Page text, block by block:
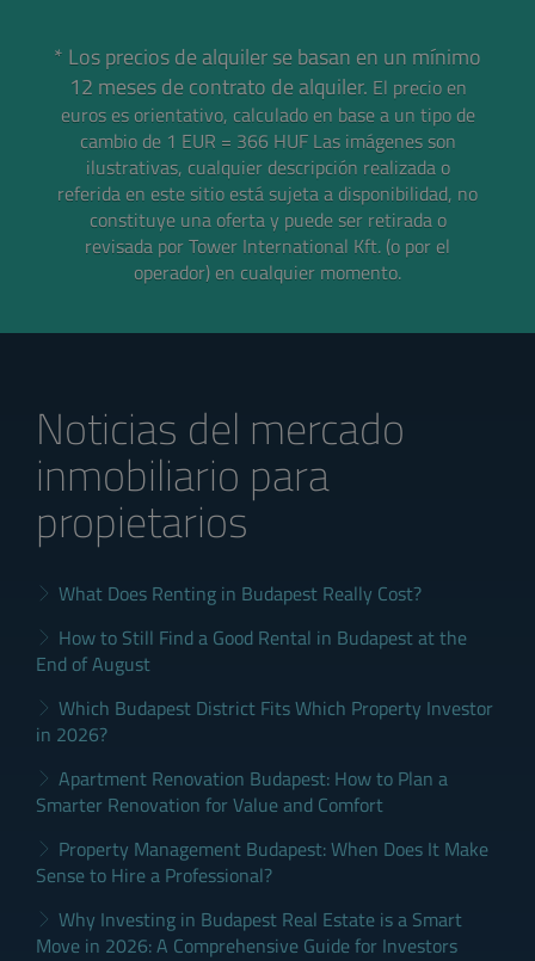
* Los precios de alquiler se basan en un mínimo
12 meses de contrato de alquiler. El precio en
euros es orientativo, calculado en base a un tipo de
cambio de 1 EUR = 366 HUF Las imágenes son
ilustrativas, cualquier descripción realizada o
referida en este sitio está sujeta a disponibilidad, no
constituye una oferta y puede ser retirada o
revisada por Tower International Kft. (o por el
operador) en cualquier momento.
Noticias del mercado
inmobiliario para
propietarios
What Does Renting in Budapest Really Cost?
How to Still Find a Good Rental in Budapest at the
End of August
Which Budapest District Fits Which Property Investor
in 2026?
Apartment Renovation Budapest: How to Plan a
Smarter Renovation for Value and Comfort
Property Management Budapest: When Does It Make
Sense to Hire a Professional?
Why Investing in Budapest Real Estate is a Smart
Move in 2026: A Comprehensive Guide for Investors